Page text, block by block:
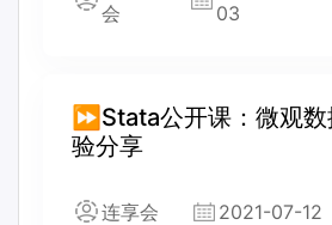
会
03
⏩Stata公开课：微观
验分享
连享会 2021-07-12